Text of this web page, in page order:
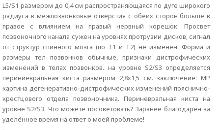
L5/S1 размером до 0,4 см распространяющаяся по дуге широкого
радиуса в межпозвонковые отверстия с обеих сторон больше в
правое с влиянием на правый нервный корешок. Просвет
позвоночного канала сужен на уровнях протрузии дисков, сигнал
от структур спинного мозга (по Т1 и Т2) не изменён. Форма и
размеры тел позвонков обычные, признаки дистрофических
изменений в телах позвонков. на уровне S2/S3 определяется
периниевральная киста размером 2,8х1,5 см. заключение: МР
картина дегенеративно-дистрофических изменений пояснично-
крестцового отдела позвоночника. Периневральная киста на
уровне S2/S3. Что можете посоветовать? Заранее благодарен за
уделённое время на ответ о моей проблеме!